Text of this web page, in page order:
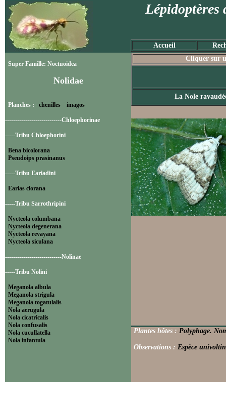
Lépidoptères
Accueil
Super Famille: Noctuoidea
Nolidae
Planches : chenilles imagos
----------------------------Chloephorinae
-----Tribu Chloephorini
Bena bicolorana
Pseudoips prasinanus
-----Tribu Eariadini
Earias clorana
-----Tribu Sarrothripini
Nycteola columbana
Nycteola degenerana
Nycteola revayana
Nycteola siculana
----------------------------Nolinae
-----Tribu Nolini
Meganola albula
Meganola strigula
Meganola togatulalis
Nola aerugula
Nola cicatricalis
Nola confusalis
Nola cucullatella
Nola infantula
Cliquer sur
La Nole
Plantes hôtes : Polyphage.
Observations : Espèce